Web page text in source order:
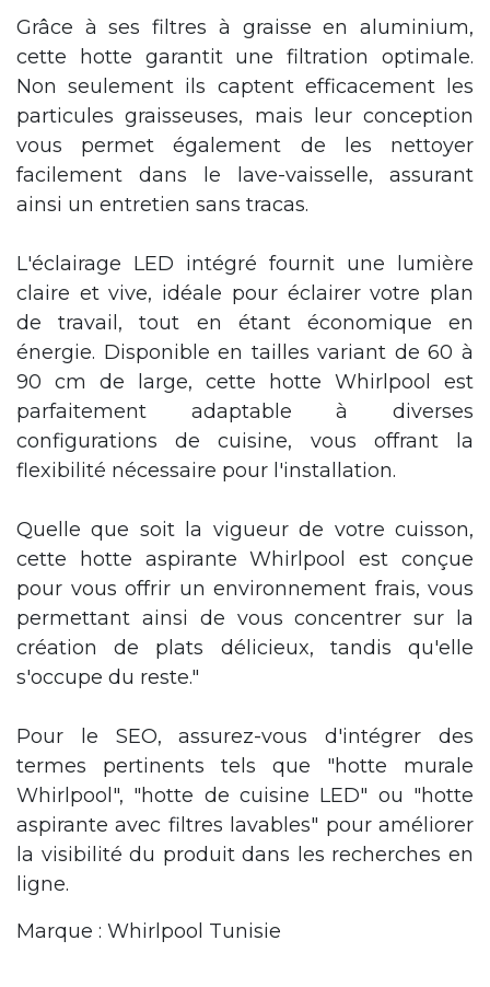
Grâce à ses filtres à graisse en aluminium,
cette hotte garantit une filtration optimale.
Non seulement ils captent efficacement les
particules graisseuses, mais leur conception
vous permet également de les nettoyer
facilement dans le lave-vaisselle, assurant
ainsi un entretien sans tracas.
L'éclairage LED intégré fournit une lumière
claire et vive, idéale pour éclairer votre plan
de travail, tout en étant économique en
énergie. Disponible en tailles variant de 60 à
90 cm de large, cette hotte Whirlpool est
parfaitement adaptable à diverses
configurations de cuisine, vous offrant la
flexibilité nécessaire pour l'installation.
Quelle que soit la vigueur de votre cuisson,
cette hotte aspirante Whirlpool est conçue
pour vous offrir un environnement frais, vous
permettant ainsi de vous concentrer sur la
création de plats délicieux, tandis qu'elle
s'occupe du reste."
Pour le SEO, assurez-vous d'intégrer des
termes pertinents tels que "hotte murale
Whirlpool", "hotte de cuisine LED" ou "hotte
aspirante avec filtres lavables" pour améliorer
la visibilité du produit dans les recherches en
ligne.
Marque : Whirlpool Tunisie